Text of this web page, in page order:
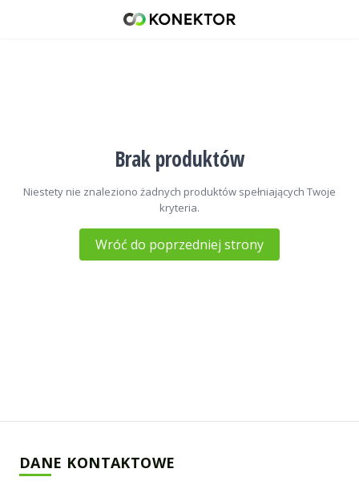
Brak produktów
Niestety nie znaleziono żadnych produktów spełniających Twoje
kryteria.
Wróć do poprzedniej strony
DANE KONTAKTOWE